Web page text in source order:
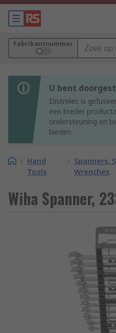
Fabrikantnummer
U bent
Distrelec is
een breder
ondersteuning en
bieden.
/ Hand
Tools
/ Spanners,
Wrenches
Wiha Spanner,